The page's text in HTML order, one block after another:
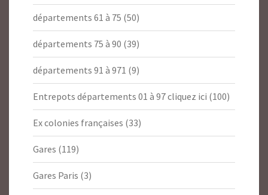
départements 61 à 75 (50)
départements 75 à 90 (39)
départements 91 à 971 (9)
Entrepots départements 01 à 97 cliquez ici (100)
Ex colonies françaises (33)
Gares (119)
Gares Paris (3)